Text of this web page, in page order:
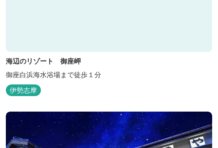
海辺のリゾート 御座岬
御座白浜海水浴場まで徒歩１分
伊勢志摩